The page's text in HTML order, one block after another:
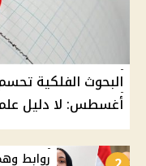
أغسطس: لا دليل
روابط